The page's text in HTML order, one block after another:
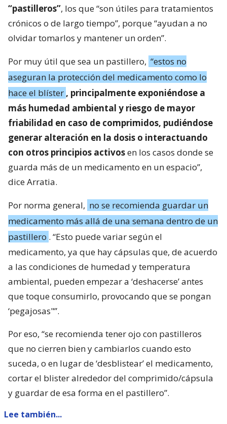
“pastilleros”, los que “son útiles para tratamientos
crónicos o de largo tiempo”, porque “ayudan a no
olvidar tomarlos y mantener un orden”.
Por muy útil que sea un pastillero, “estos no
aseguran la protección del medicamento como lo
hace el blíster , principalmente exponiéndose a
más humedad ambiental y riesgo de mayor
friabilidad en caso de comprimidos, pudiéndose
generar alteración en la dosis o interactuando
con otros principios activosen los casos donde se
guarda más de un medicamento en un espacio”,
dice Arratia.
Por norma general, no se recomienda guardar un
medicamento más allá de una semana dentro de un
pastillero . “Esto puede variar según el
medicamento, ya que hay cápsulas que, de acuerdo
a las condiciones de humedad y temperatura
ambiental, pueden empezar a ‘deshacerse’ antes
que toque consumirlo, provocando que se pongan
‘pegajosas"”.
Por eso, “se recomienda tener ojo con pastilleros
que no cierren bien y cambiarlos cuando esto
suceda, o en lugar de ‘desblistear’ el medicamento,
cortar el blister alrededor del comprimido/cápsula
y guardar de esa forma en el pastillero”.
Lee también...